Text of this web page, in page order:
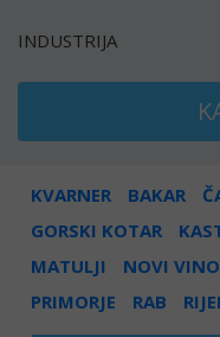
INDUSTRIJA
KVARNER BAKAR
GORSKI KOTAR
MATULJI
NOVI
PRIMORJE
RAB